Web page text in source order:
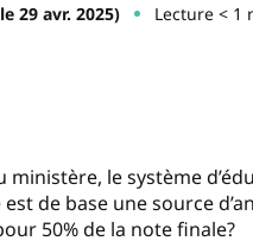
29 avr. 2025) Lecture < 1
ministère, le système
est de base une source
50% de la note finale?